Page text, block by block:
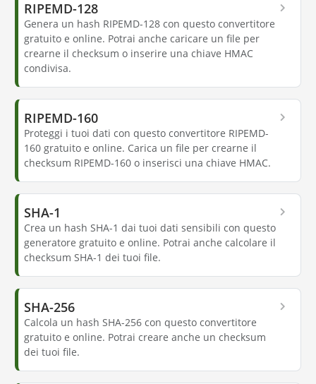
RIPEMD-128
Genera un hash RIPEMD-128 con questo convertitore
gratuito e online. Potrai anche caricare un file per
crearne il checksum o inserire una chiave HMAC
condivisa.
RIPEMD-160
Proteggi i tuoi dati con questo convertitore RIPEMD-
160 gratuito e online. Carica un file per crearne il
checksum RIPEMD-160 o inserisci una chiave HMAC.
SHA-1
Crea un hash SHA-1 dai tuoi dati sensibili con questo
generatore gratuito e online. Potrai anche calcolare il
checksum SHA-1 dei tuoi file.
SHA-256
Calcola un hash SHA-256 con questo convertitore
gratuito e online. Potrai creare anche un checksum
dei tuoi file.